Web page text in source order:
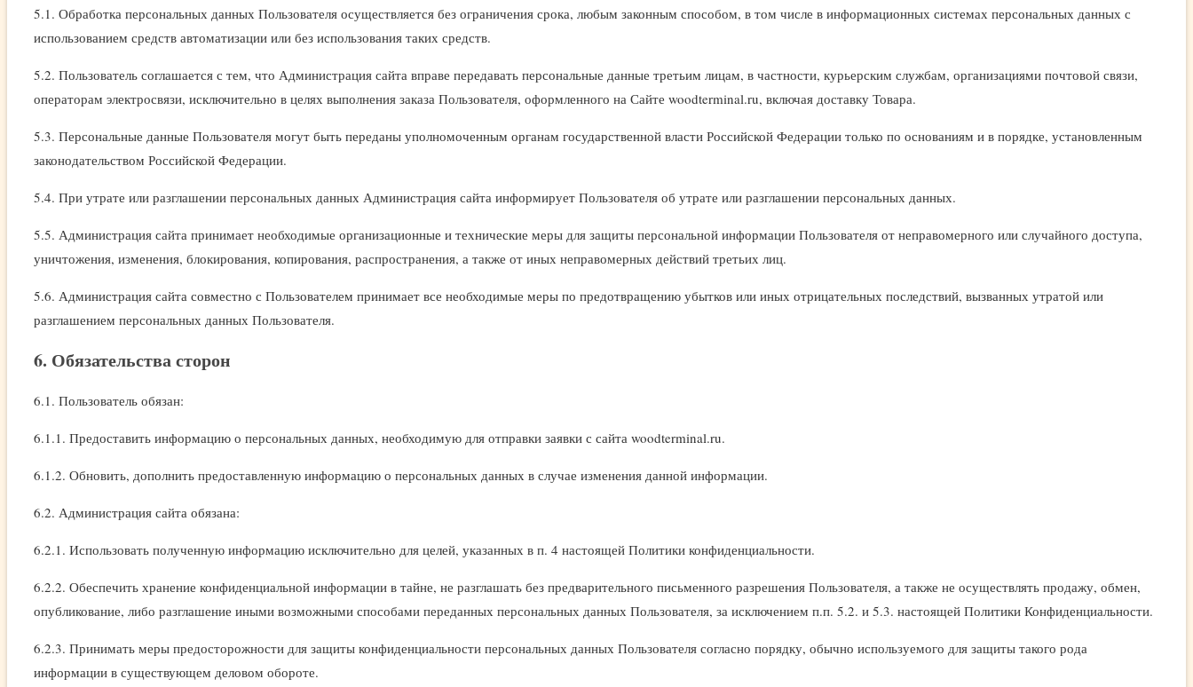
5.1. Обработка персональных данных Пользователя осуществляется без ограничения срока, любым законным способом, в том числе в информационных системах персональных данных с
использованием средств автоматизации или без использования таких средств.
5.2. Пользователь соглашается с тем, что Администрация сайта вправе передавать персональные данные третьим лицам, в частности, курьерским службам, организациями почтовой связи,
операторам электросвязи, исключительно в целях выполнения заказа Пользователя, оформленного на Сайте woodterminal.ru, включая доставку Товара.
5.3. Персональные данные Пользователя могут быть переданы уполномоченным органам государственной власти Российской Федерации только по основаниям и в порядке, установленным
законодательством Российской Федерации.
5.4. При утрате или разглашении персональных данных Администрация сайта информирует Пользователя об утрате или разглашении персональных данных.
5.5. Администрация сайта принимает необходимые организационные и технические меры для защиты персональной информации Пользователя от неправомерного или случайного доступа,
уничтожения, изменения, блокирования, копирования, распространения, а также от иных неправомерных действий третьих лиц.
5.6. Администрация сайта совместно с Пользователем принимает все необходимые меры по предотвращению убытков или иных отрицательных последствий, вызванных утратой или
разглашением персональных данных Пользователя.
6. Обязательства сторон
6.1. Пользователь обязан:
6.1.1. Предоставить информацию о персональных данных, необходимую для отправки заявки с сайта woodterminal.ru.
6.1.2. Обновить, дополнить предоставленную информацию о персональных данных в случае изменения данной информации.
6.2. Администрация сайта обязана:
6.2.1. Использовать полученную информацию исключительно для целей, указанных в п. 4 настоящей Политики конфиденциальности.
6.2.2. Обеспечить хранение конфиденциальной информации в тайне, не разглашать без предварительного письменного разрешения Пользователя, а также не осуществлять продажу, обмен,
опубликование, либо разглашение иными возможными способами переданных персональных данных Пользователя, за исключением п.п. 5.2. и 5.3. настоящей Политики Конфиденциальности.
6.2.3. Принимать меры предосторожности для защиты конфиденциальности персональных данных Пользователя согласно порядку, обычно используемого для защиты такого рода
информации в существующем деловом обороте.